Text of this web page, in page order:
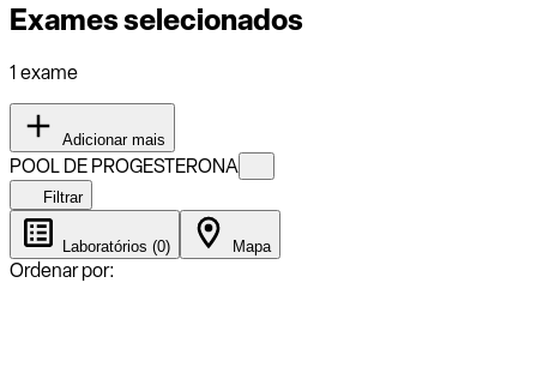
Exames selecionados
1 exame
Adicionar mais
POOL DE PROGESTERONA
Filtrar
Laboratórios (0) Mapa
Ordenar por: